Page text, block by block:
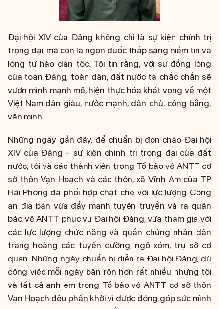
Đại hội XIV của Đảng không chỉ là sự kiện chính trị
trọng đại, mà còn là ngọn đuốc thắp sáng niềm tin và
lòng tự hào dân tộc. Tôi tin rằng, với sự đồng lòng
của toàn Đảng, toàn dân, đất nước ta chắc chắn sẽ
vươn mình mạnh mẽ, hiện thực hóa khát vọng về một
Việt Nam dân giàu, nước mạnh, dân chủ, công bằng,
văn minh.
Những ngày gần đây, để chuẩn bị đón chào Đại hội
XIV của Đảng - sự kiện chính trị trọng đại của đất
nước, tôi và các thành viên trong Tổ bảo vệ ANTT cơ
sở thôn Vạn Hoạch và các thôn, xã Vĩnh Am của TP
Hải Phòng đã phối hợp chặt chẽ với lực lượng Công
an địa bàn vừa đẩy mạnh tuyên truyền và ra quân
bảo vệ ANTT phục vụ Đại hội Đảng, vừa tham gia với
các lực lượng chức năng và quần chúng nhân dân
trang hoàng các tuyến đường, ngõ xóm, trụ sở cơ
quan. Những ngày chuẩn bị diễn ra Đại hội Đảng, dù
công việc mỗi ngày bận rộn hơn rất nhiều nhưng tôi
và tất cả anh em trong Tổ bảo vệ ANTT cơ sở thôn
Vạn Hoạch đều phấn khởi vì được đóng góp sức mình